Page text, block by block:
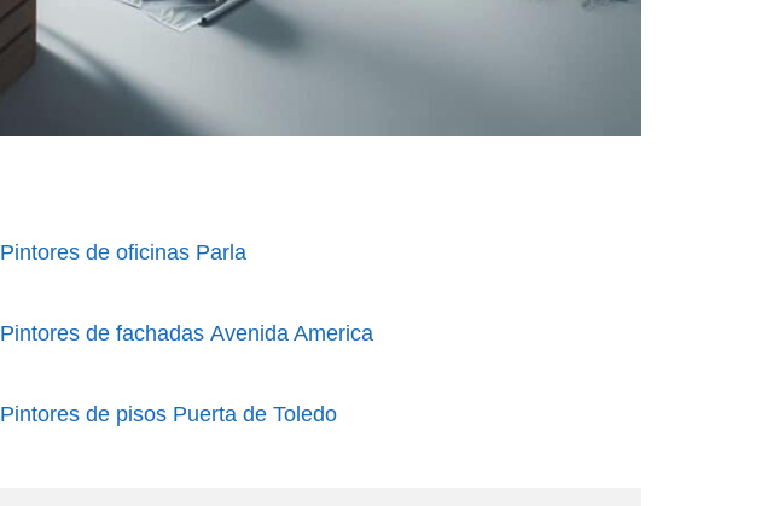
Pintores de oficinas Parla
Pintores de fachadas Avenida America
Pintores de pisos Puerta de Toledo